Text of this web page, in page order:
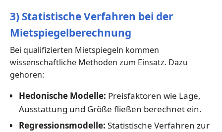
3) Statistische Verfahren bei der
Mietspiegelberechnung
Bei qualifizierten Mietspiegeln kommen
wissenschaftliche Methoden zum Einsatz. Dazu
gehören:
Hedonische Modelle: Preisfaktoren wie Lage,
Ausstattung und Größe fließen berechnet ein.
Regressionsmodelle: Statistische Verfahren zur